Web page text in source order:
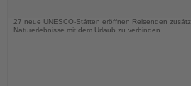
27 neue UNESCO-Stätten eröffnen Reisenden
Naturerlebnisse mit dem Urlaub zu verbinden